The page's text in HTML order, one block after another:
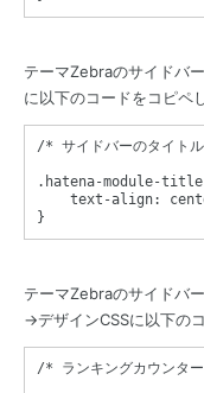
テーマZebraのサイドバ
に以下のコードをコピペ
/* サイドバーのタイト
.hatena-module-title
text-align:
}
テーマZebraのサイドバ
→デザインCSSに以下の
/* ランキングカウンタ